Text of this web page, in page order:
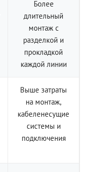
Более
длительный
монтаж с
разделкой и
прокладкой
каждой линии
Выше затраты
на монтаж,
кабеленесущие
системы и
подключения